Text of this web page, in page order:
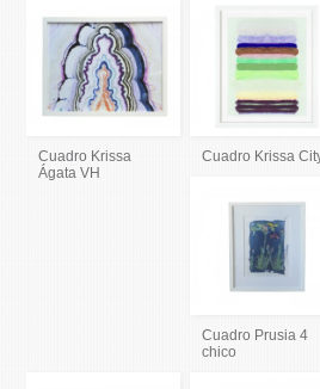
Cuadro Krissa
Ágata VH
Cuadro Krissa
Cuadro Prusia 4
chico